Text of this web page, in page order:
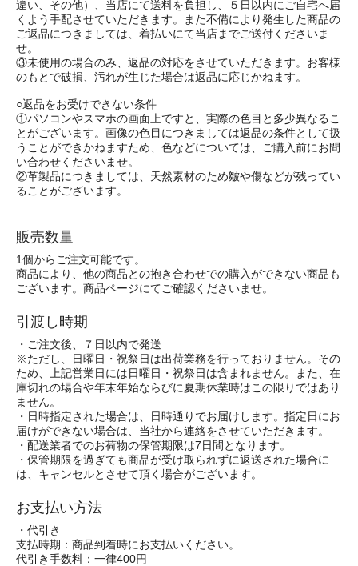
違い、その他）、当店にて送料を負担し、５日以内にご自宅へ届
くよう手配させていただきます。また不備により発生した商品の
ご返品につきましては、着払いにて当店までご送付くださいま
せ。
③未使用の場合のみ、返品の対応をさせていただきます。お客様
のもとで破損、汚れが生じた場合は返品に応じかねます。
○返品をお受けできない条件
①パソコンやスマホの画面上ですと、実際の色目と多少異なるこ
とがございます。画像の色目につきましては返品の条件として扱
うことができかねますため、色などについては、ご購入前にお問
い合わせくださいませ。
②革製品につきましては、天然素材のため皺や傷などが残ってい
ることがございます。
販売数量
1個からご注文可能です。
商品により、他の商品との抱き合わせでの購入ができない商品も
ございます。商品ページにてご確認くださいませ。
引渡し時期
・ご注文後、７日以内で発送
※ただし、日曜日・祝祭日は出荷業務を行っておりません。その
ため、上記営業日には日曜日・祝祭日は含まれません。また、在
庫切れの場合や年末年始ならびに夏期休業時はこの限りではあり
ません。
・日時指定された場合は、日時通りでお届けします。指定日にお
届けができない場合は、当社から連絡をさせていただきます。
・配送業者でのお荷物の保管期限は7日間となります。
・保管期限を過ぎても商品が受け取られずに返送された場合に
は、キャンセルとさせて頂く場合がございます。
お支払い方法
・代引き
支払時期：商品到着時にお支払いください。
代引き手数料：一律400円